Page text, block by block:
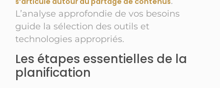
L’analyse approfondie de vos besoins
guide la sélection des outils et
technologies appropriés.
Les étapes essentielles de la
planification